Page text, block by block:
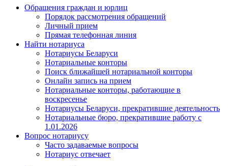
Обращения граждан и юрлиц
Порядок рассмотрения обращений
Личный прием
Прямая телефонная линия
Найти нотариуса
Нотариусы Беларуси
Нотариальные конторы
Поиск ближайшей нотариальной конторы
Онлайн запись на прием
Нотариальные конторы, работающие в
воскресенье
Нотариусы Беларуси, прекратившие деятельность
Нотариальные бюро, прекратившие работу с
1.01.2026
Вопрос нотариусу
Часто задаваемые вопросы
Нотариус отвечает